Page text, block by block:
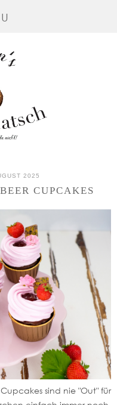
2025
CUPCAKES
sind nie "Out" für